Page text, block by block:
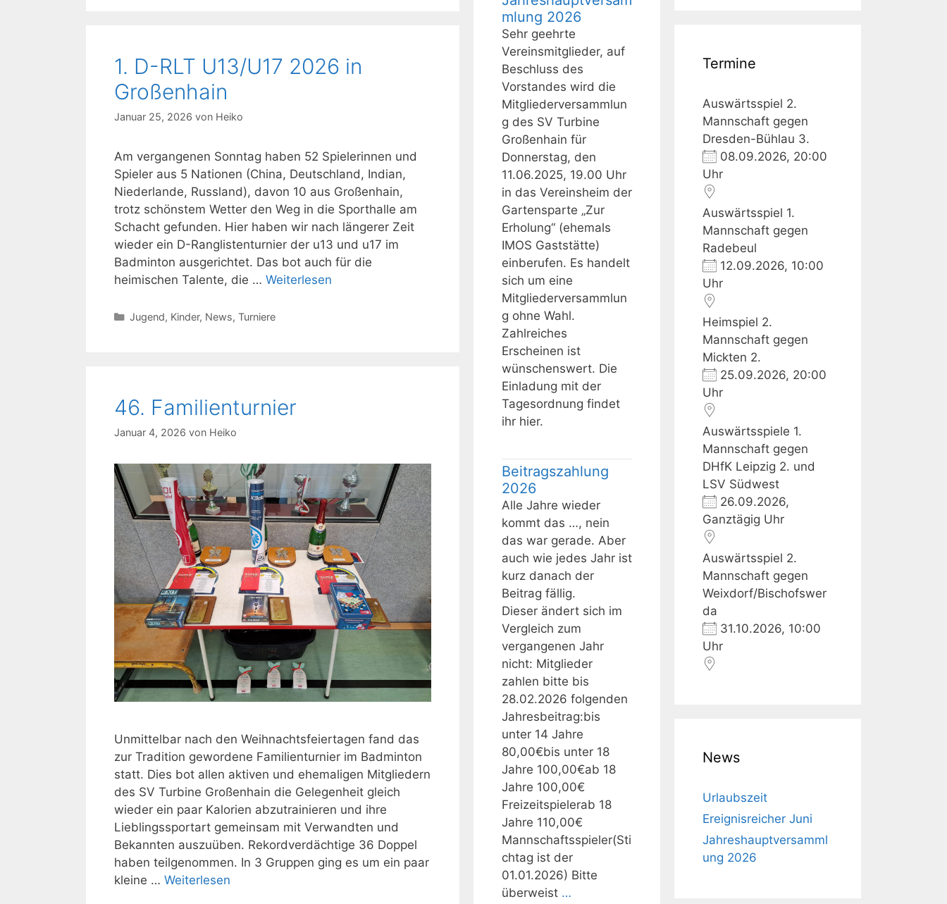
1. D-RLT U13/U17 2026 in
Großenhain
Januar 25, 2026 von Heiko
Am vergangenen Sonntag haben 52 Spielerinnen und
Spieler aus 5 Nationen (China, Deutschland, Indian,
Niederlande, Russland), davon 10 aus Großenhain,
trotz schönstem Wetter den Weg in die Sporthalle am
Schacht gefunden. Hier haben wir nach längerer Zeit
wieder ein D-Ranglistenturnier der u13 und u17 im
Badminton ausgerichtet. Das bot auch für die
heimischen Talente, die … Weiterlesen
Kategorien
Jugend, Kinder, News, Turniere
46. Familienturnier
Januar 4, 2026 von Heiko
Unmittelbar nach den Weihnachtsfeiertagen fand das
zur Tradition gewordene Familienturnier im Badminton
statt. Dies bot allen aktiven und ehemaligen Mitgliedern
des SV Turbine Großenhain die Gelegenheit gleich
wieder ein paar Kalorien abzutrainieren und ihre
Lieblingssportart gemeinsam mit Verwandten und
Bekannten auszuüben. Rekordverdächtige 36 Doppel
haben teilgenommen. In 3 Gruppen ging es um ein paar
kleine … Weiterlesen
mlung 2026
Sehr geehrte
Vereinsmitglieder, auf
Beschluss des
Vorstandes wird die
Mitgliederversammlun
g des SV Turbine
Großenhain für
Donnerstag, den
11.06.2025, 19.00 Uhr
in das Vereinsheim der
Gartensparte „Zur
Erholung“ (ehemals
IMOS Gaststätte)
einberufen. Es handelt
sich um eine
Mitgliederversammlun
g ohne Wahl.
Zahlreiches
Erscheinen ist
wünschenswert. Die
Einladung mit der
Tagesordnung findet
ihr hier.
Beitragszahlung
2026
Alle Jahre wieder
kommt das …, nein
das war gerade. Aber
auch wie jedes Jahr ist
kurz danach der
Beitrag fällig.
Dieser ändert sich im
Vergleich zum
vergangenen Jahr
nicht: Mitglieder
zahlen bitte bis
28.02.2026 folgenden
Jahresbeitrag:bis
unter 14 Jahre
80,00€bis unter 18
Jahre 100,00€ab 18
Jahre 100,00€
Freizeitspielerab 18
Jahre 110,00€
Mannschaftsspieler(Sti
chtag ist der
01.01.2026) Bitte
überweist …
Termine
Auswärtsspiel 2.
Mannschaft gegen
Dresden-Bühlau 3.
08.09.2026, 20:00
Uhr
Auswärtsspiel 1.
Mannschaft gegen
Radebeul
12.09.2026, 10:00
Uhr
Heimspiel 2.
Mannschaft gegen
Mickten 2.
25.09.2026, 20:00
Uhr
Auswärtsspiele 1.
Mannschaft gegen
DHfK Leipzig 2. und
LSV Südwest
26.09.2026,
Ganztägig Uhr
Auswärtsspiel 2.
Mannschaft gegen
Weixdorf/Bischofswer
da
31.10.2026, 10:00
Uhr
News
Urlaubszeit
Ereignisreicher Juni
Jahreshauptversamml
ung 2026